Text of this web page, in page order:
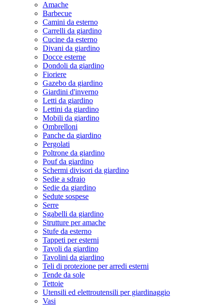
Amache
Barbecue
Camini da esterno
Carrelli da giardino
Cucine da esterno
Divani da giardino
Docce esterne
Dondoli da giardino
Fioriere
Gazebo da giardino
Giardini d'inverno
Letti da giardino
Lettini da giardino
Mobili da giardino
Ombrelloni
Panche da giardino
Pergolati
Poltrone da giardino
Pouf da giardino
Schermi divisori da giardino
Sedie a sdraio
Sedie da giardino
Sedute sospese
Serre
Sgabelli da giardino
Strutture per amache
Stufe da esterno
Tappeti per esterni
Tavoli da giardino
Tavolini da giardino
Teli di protezione per arredi esterni
Tende da sole
Tettoie
Utensili ed elettroutensili per giardinaggio
Vasi